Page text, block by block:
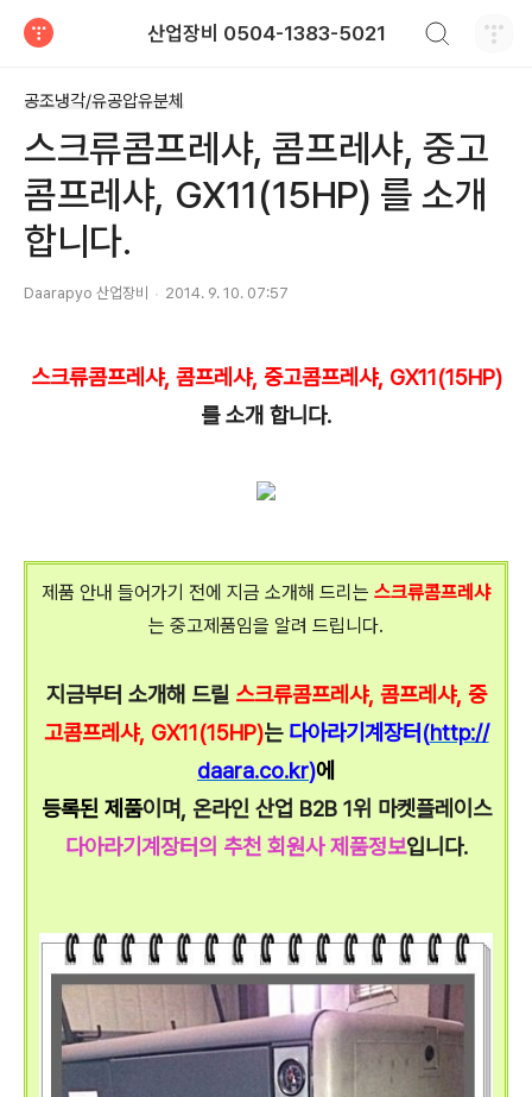
산업장비 0504-1383-5021
공조냉각/유공압유분체
스크류콤프레샤, 콤프레샤, 중고
콤프레샤, GX11(15HP) 를 소개
합니다.
Daarapyo 산업장비 2014. 9. 10. 07:57
스크류콤프레샤, 콤프레샤, 중고콤프레샤, GX11(15HP)
를 소개 합니다.
제품 안내 들어가기 전에 지금 소개해 드리는 스크류콤프레샤
는 중고제품임을 알려 드립니다.
지금부터 소개해 드릴 스크류콤프레샤, 콤프레샤, 중
고콤프레샤, GX11(15HP)는 다아라기계장터(http://
daara.co.kr)에
등록된 제품이며, 온라인 산업 B2B 1위 마켓플레이스
다아라기계장터의 추천 회원사 제품정보입니다.